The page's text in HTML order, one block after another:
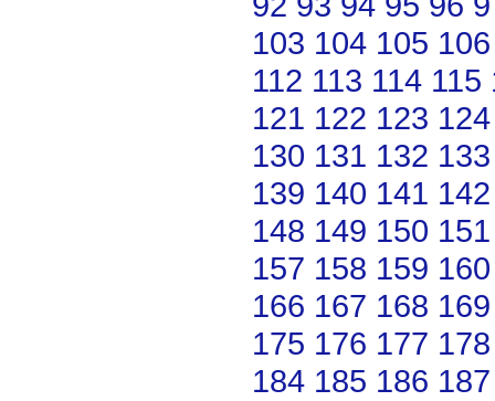
103 104 105 106
112 113 114 115
121 122 123 124
130 131 132 133
139 140 141 142
148 149 150 151
157 158 159 160
166 167 168 169
175 176 177 178
184 185 186 187